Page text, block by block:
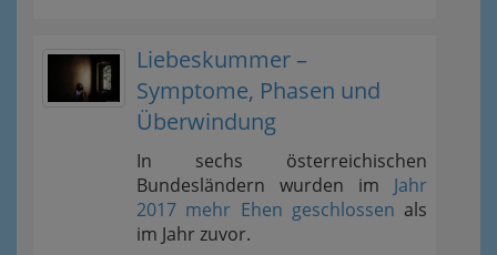
Liebeskummer –
Symptome, Phasen und
Überwindung
In sechs österreichischen
Bundesländern wurden im Jahr
2017 mehr Ehen geschlossen als
im Jahr zuvor.